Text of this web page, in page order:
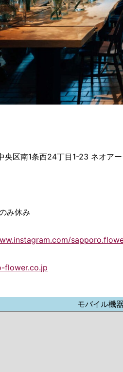
区南1条西24丁目1-23 ネオアー
み休み
flower.co.jp
モバイル機